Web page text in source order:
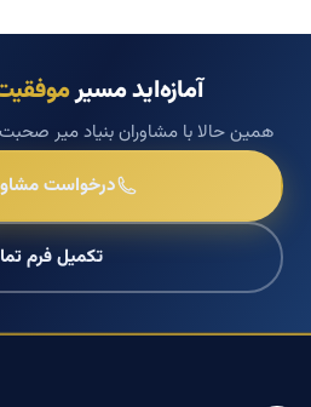
آمازه‌اید مسیر
همین حالا با مشاوران بنیاد میر صحبت
درخواست
تکمیل فرم